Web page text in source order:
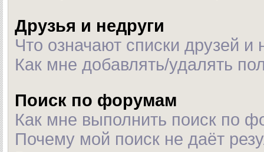
Друзья и недруги
Что означают списки друзей и
Как мне добавлять/удалять
Поиск по форумам
Как мне выполнить поиск по
Почему мой поиск не даёт